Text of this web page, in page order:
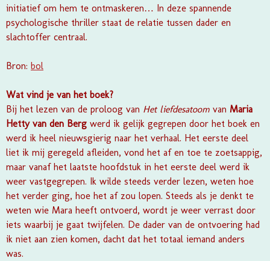
initiatief om hem te ontmaskeren… In deze spannende
psychologische thriller staat de relatie tussen dader en
slachtoffer centraal.
Bron: bol
Wat vind je van het boek?
Bij het lezen van de proloog van Het liefdesatoom van Maria
Hetty van den Berg werd ik gelijk gegrepen door het boek en
werd ik heel nieuwsgierig naar het verhaal. Het eerste deel
liet ik mij geregeld afleiden, vond het af en toe te zoetsappig,
maar vanaf het laatste hoofdstuk in het eerste deel werd ik
weer vastgegrepen. Ik wilde steeds verder lezen, weten hoe
het verder ging, hoe het af zou lopen. Steeds als je denkt te
weten wie Mara heeft ontvoerd, wordt je weer verrast door
iets waarbij je gaat twijfelen. De dader van de ontvoering had
ik niet aan zien komen, dacht dat het totaal iemand anders
was.